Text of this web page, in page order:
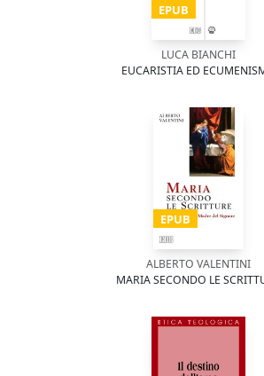
EPUB
LUCA BIANCHI
EUCARISTIA ED
EPUB
ALBERTO VALENTINI
MARIA SECONDO LE